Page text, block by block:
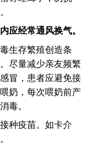
应经常通风换气。
生存繁殖创造条
尽量减少亲友频繁
冒，患者应避免接
奶，每次喂奶前产
毒。
种疫苗。如卡介